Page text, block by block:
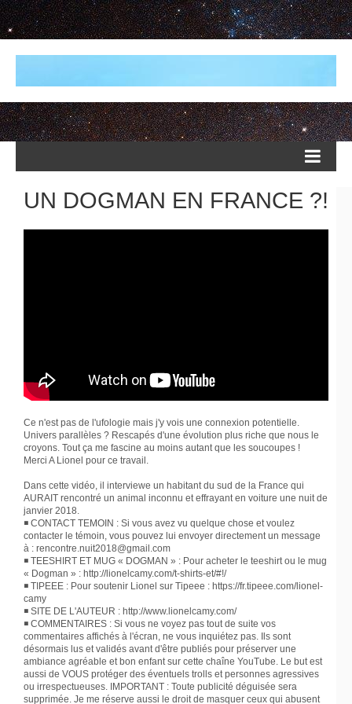
UN DOGMAN EN FRANCE ?!
Ce n'est pas de l'ufologie mais j'y vois une connexion potentielle.
Univers parallèles ? Rescapés d'une évolution plus riche que nous le
croyons. Tout ça me fascine au moins autant que les soucoupes !
Merci A Lionel pour ce travail.
Dans cette vidéo, il interviewe un habitant du sud de la France qui
AURAIT rencontré un animal inconnu et effrayant en voiture une nuit de
janvier 2018.
◾ CONTACT TEMOIN : Si vous avez vu quelque chose et voulez
contacter le témoin, vous pouvez lui envoyer directement un message
à : rencontre.nuit2018@gmail.com
◾ TEESHIRT ET MUG « DOGMAN » : Pour acheter le teeshirt ou le mug
« Dogman » : http://lionelcamy.com/t-shirts-et/#!/
◾ TIPEEE : Pour soutenir Lionel sur Tipeee : https://fr.tipeee.com/lionel-
camy
◾ SITE DE L'AUTEUR : http://www.lionelcamy.com/
◾ COMMENTAIRES : Si vous ne voyez pas tout de suite vos
commentaires affichés à l'écran, ne vous inquiétez pas. Ils sont
désormais lus et validés avant d'être publiés pour préserver une
ambiance agréable et bon enfant sur cette chaîne YouTube. Le but est
aussi de VOUS protéger des éventuels trolls et personnes agressives
ou irrespectueuses. IMPORTANT : Toute publicité déguisée sera
supprimée. Je me réserve aussi le droit de masquer ceux qui abusent